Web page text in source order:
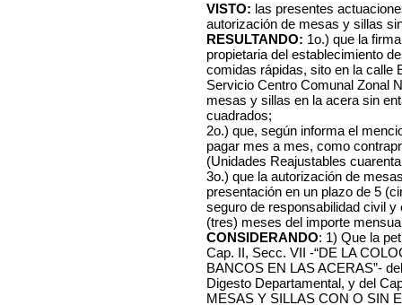
VISTO: las presentes
autorización de mesas y sillas
RESULTANDO: 1o.) que la
propietaria del establecimiento
comidas rápidas, sito en la calle
Servicio Centro Comunal Zonal
mesas y sillas en la acera sin
cuadrados;
2o.) que, según informa el
pagar mes a mes, como
(Unidades Reajustables
3o.) que la autorización de
presentación en un plazo de 5
seguro de responsabilidad civil
(tres) meses del importe
CONSIDERANDO: 1) Que la
Cap. II, Secc. VII -“DE LA
BANCOS EN LAS ACERAS”-
Digesto Departamental, y del
MESAS Y SILLAS CON O SIN